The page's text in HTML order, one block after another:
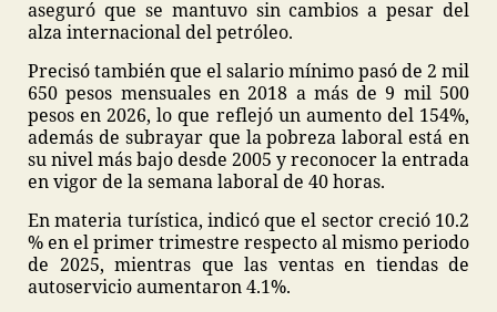
aseguró que se mantuvo sin cambios a pesar del
alza internacional del petróleo.
Precisó también que el salario mínimo pasó de 2 mil
650 pesos mensuales en 2018 a más de 9 mil 500
pesos en 2026, lo que reflejó un aumento del 154%,
además de subrayar que la pobreza laboral está en
su nivel más bajo desde 2005 y reconocer la entrada
en vigor de la semana laboral de 40 horas.
En materia turística, indicó que el sector creció 10.2
% en el primer trimestre respecto al mismo periodo
de 2025, mientras que las ventas en tiendas de
autoservicio aumentaron 4.1%.